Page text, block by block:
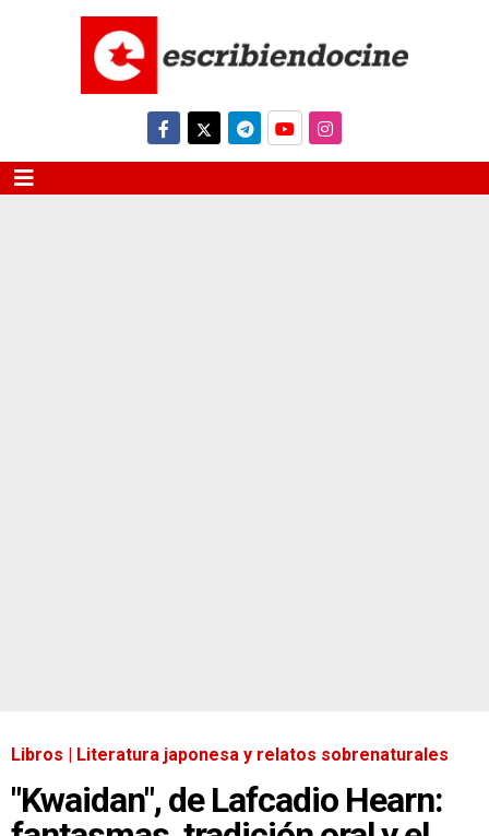
Libros | Literatura japonesa y relatos sobrenaturales
"Kwaidan", de Lafcadio Hearn: